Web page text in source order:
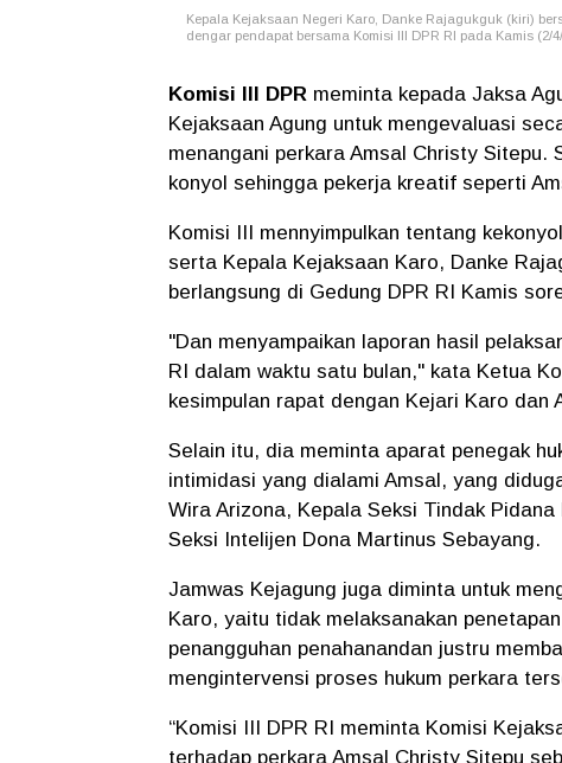
Kepala Kejaksaan Negeri Karo, Danke Rajagukguk (kiri)
dengar pendapat bersama Komisi III DPR RI pada Kamis (2/
Komisi III DPR meminta kepada Jaksa
Kejaksaan Agung untuk mengevaluasi
menangani perkara Amsal Christy
konyol sehingga pekerja kreatif seperti
Komisi III mennyimpulkan tentang
serta Kepala Kejaksaan Karo, Danke
berlangsung di Gedung DPR RI Kamis
"Dan menyampaikan laporan hasil
RI dalam waktu satu bulan," kata Ketua
kesimpulan rapat dengan Kejari Karo dan
Selain itu, dia meminta aparat penegak
intimidasi yang dialami Amsal, yang
Wira Arizona, Kepala Seksi Tindak
Seksi Intelijen Dona Martinus Sebayang.
Jamwas Kejagung juga diminta untuk
Karo, yaitu tidak melaksanakan
penangguhan penahanandan justru
mengintervensi proses hukum perkara
“Komisi III DPR RI meminta Komisi
terhadap perkara Amsal Christy Sitepu